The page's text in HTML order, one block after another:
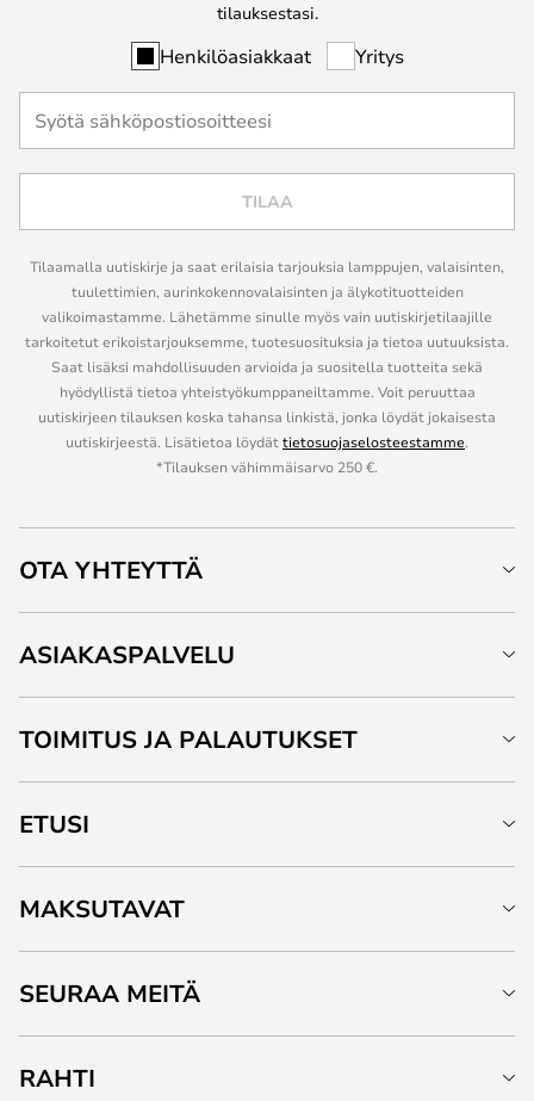
tilauksestasi.
Henkilöasiakkaat Yritys
TILAA
Tilaamalla uutiskirje ja saat erilaisia tarjouksia lamppujen, valaisinten,
tuulettimien, aurinkokennovalaisinten ja älykotituotteiden
valikoimastamme. Lähetämme sinulle myös vain uutiskirjetilaajille
tarkoitetut erikoistarjouksemme, tuotesuosituksia ja tietoa uutuuksista.
Saat lisäksi mahdollisuuden arvioida ja suositella tuotteita sekä
hyödyllistä tietoa yhteistyökumppaneiltamme. Voit peruuttaa
uutiskirjeen tilauksen koska tahansa linkistä, jonka löydät jokaisesta
uutiskirjeestä. Lisätietoa löydättietosuojaselosteestamme.
*Tilauksen vähimmäisarvo 250 €.
OTA YHTEYTTÄ
ASIAKASPALVELU
TOIMITUS JA PALAUTUKSET
ETUSI
MAKSUTAVAT
SEURAA MEITÄ
RAHTI